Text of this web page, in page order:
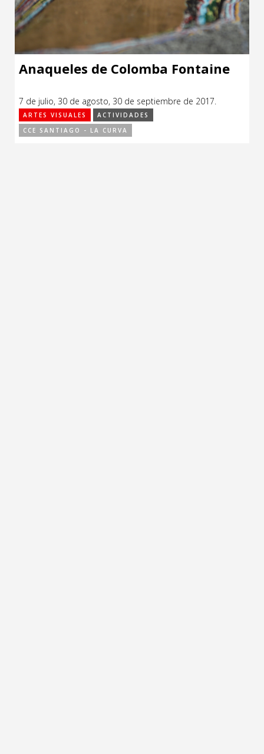
Anaqueles de Colomba Fontaine
7 de julio, 30 de agosto, 30 de septiembre de 2017.
ARTES VISUALES
ACTIVIDADES
CCE SANTIAGO - LA CURVA